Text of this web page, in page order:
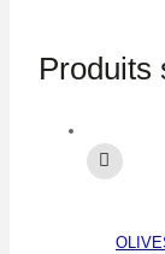
Produits